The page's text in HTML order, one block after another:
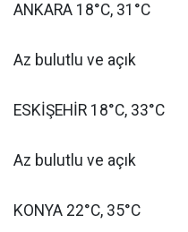
ANKARA 18°C, 31°C
Az bulutlu ve açık
ESKİŞEHİR 18°C, 33°C
Az bulutlu ve açık
KONYA 22°C, 35°C